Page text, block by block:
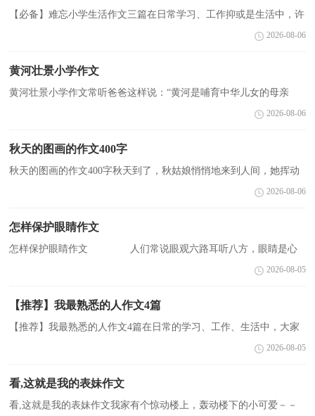
【必备】难忘小学生活作文三篇在日常学习、工作抑或是生活中，许
多人都有过写作文的经历，对作文都不陌生吧，作文一定要做到主题
2026-08-06
黄河壮景小学作文
黄河壮景小学作文常听爸爸这样说：“黄河是哺育中华儿女的母亲
河！”这伟大的`母亲河到底是怎样的？她在我心中一直是团幻影，真
2026-08-06
秋天的图画的作文400字
秋天的图画的作文400字秋天到了，秋姑娘悄悄地来到人间，她挥动
画笔，描绘出下幅幅美丽的图画。秋姑娘首先来到果园里，她轻描淡
2026-08-06
怎样保护眼睛作文
怎样保护眼睛作文 人们常说眼观六路耳听八方，眼睛是心
灵的窗口，可见我们的眼睛很宝贵。下面是小编整理的作文，欢迎大
...
2026-08-05
【推荐】我最熟悉的人作文4篇
【推荐】我最熟悉的人作文4篇在日常的学习、工作、生活中，大家
都经常看到作文的身影吧，通过作文可以把我们那些零零散散的思
2026-08-05
看,这就是我的表妹作文
看,这就是我的表妹作文我家有个惊动楼上，轰动楼下的小可爱－－